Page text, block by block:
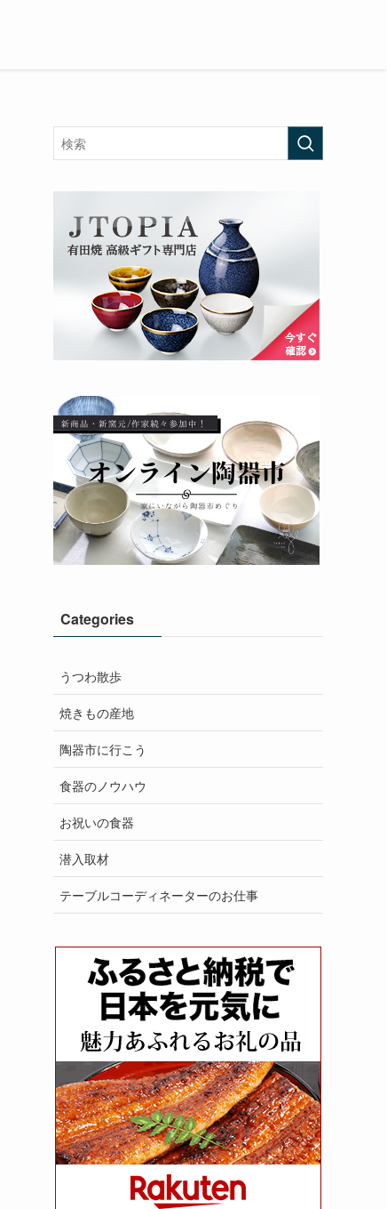
Categories
うつわ散歩
焼きもの産地
陶器市に行こう
食器のノウハウ
お祝いの食器
潜入取材
テーブルコーディネーターのお仕事